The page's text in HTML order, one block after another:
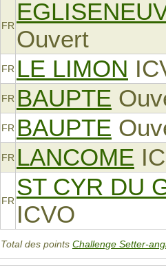
FR Ouvert
FR LE LIMON
FR BAUPTE
FR BAUPTE
FR LANCOME
FR
ST CYR DU
ICVO
Total des points Challenge Setter-